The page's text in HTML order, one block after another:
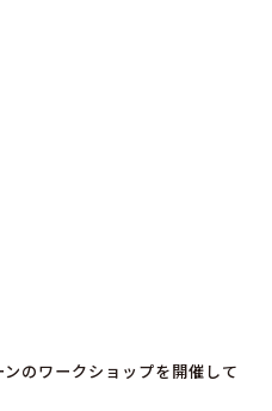
のワークショップを開催して